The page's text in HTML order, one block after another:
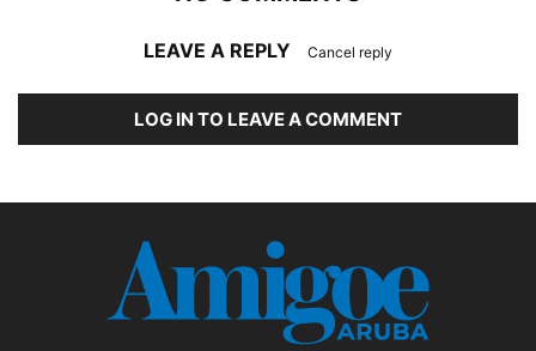
LEAVE A REPLY Cancel reply
LOG IN TO LEAVE A COMMENT